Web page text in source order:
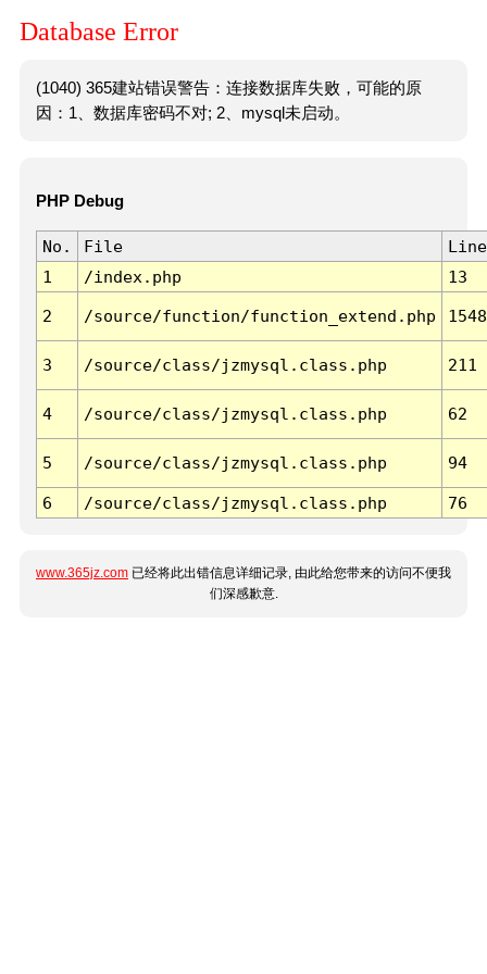
Database Error
(1040) 365建站错误警告：连接数据库失败，可能的原
因：1、数据库密码不对; 2、mysql未启动。
PHP Debug
No. File
Line
1
/index.php 13
2 /source/function/function_extend.php 1548
3 /source/class/jzmysql.class.php 211
4 /source/class/jzmysql.class.php 62
5 /source/class/jzmysql.class.php 94
6 /source/class/jzmysql.class.php 76
www.365jz.com 已经将此出错信息详细记录, 由此给您带来的访问不便我
们深感歉意.